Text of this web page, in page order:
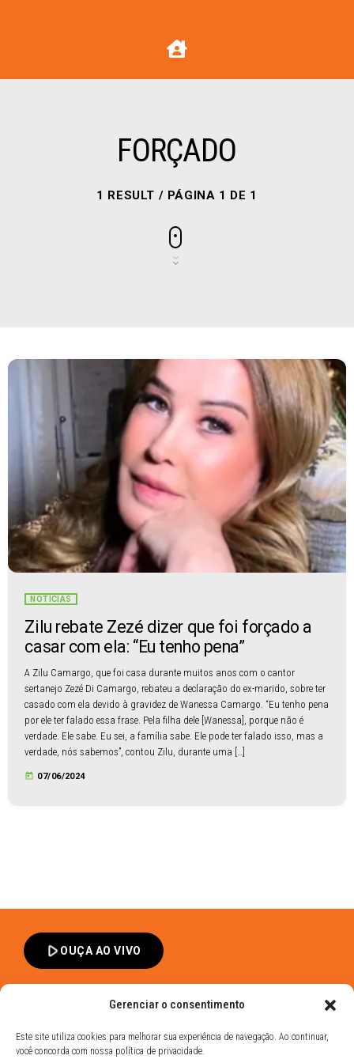
Gerenciar o consentimento
Este site utiliza cookies para melhorar sua experiência de navegação. Ao continuar,
você concorda com nossa política de privacidade.
FORÇADO
1 RESULT / PÁGINA 1 DE 1
NOTÍCIAS
Zilu rebate Zezé dizer que foi forçado a
casar com ela: “Eu tenho pena”
A Zilu Camargo, que foi casa durante muitos anos com o cantor
sertanejo Zezé Di Camargo, rebateu a declaração do ex-marido, sobre ter
casado com ela devido à gravidez de Wanessa Camargo. “Eu tenho pena
por ele ter falado essa frase. Pela filha dele [Wanessa], porque não é
verdade. Ele sabe. Eu sei, a família sabe. Ele pode ter falado isso, mas a
verdade, nós sabemos”, contou Zilu, durante uma […]
today 07/06/2024
play_arrowOUÇA AO VIVO